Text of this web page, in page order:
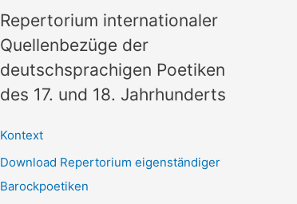
Repertorium internationaler
Quellenbezüge der
deutschsprachigen Poetiken
des 17. und 18. Jahrhunderts
Kontext
Download Repertorium eigenständiger
Barockpoetiken